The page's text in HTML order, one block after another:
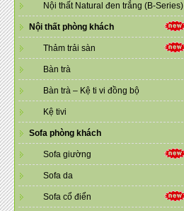
Nội thất Natural đen trắng (B-Series)
Nội thất phòng khách
Thảm trải sàn
Bàn trà
Bàn trà – Kệ ti vi đồng bộ
Kệ tivi
Sofa phòng khách
Sofa giường
Sofa da
Sofa cổ điển